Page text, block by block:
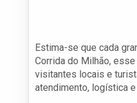
Estima-se que cada
Corrida do Milhão,
visitantes locais e
atendimento, logística e